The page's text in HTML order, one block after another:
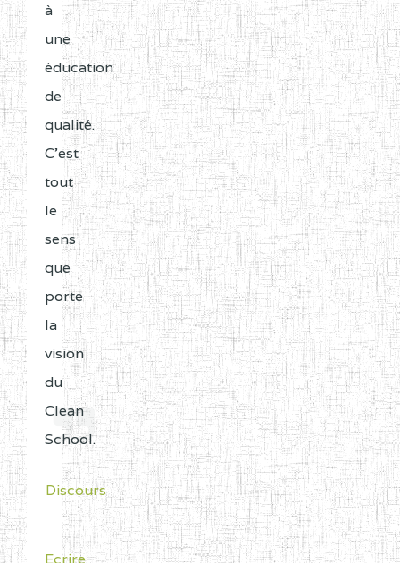
à
une
éducation
de
qualité.
C'est
tout
le
sens
que
porte
la
vision
du
Clean
School.
Discours